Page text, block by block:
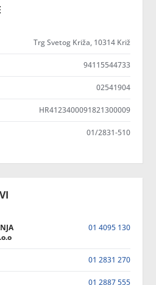
Trg Svetog Križa, 10314 Križ
94115544733
02541904
HR4123400091821300009
01/2831-510
01 4095 130
01 2831 270
01 2887 555